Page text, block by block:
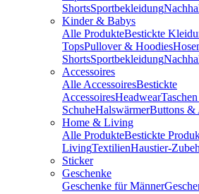
ShortsSportbekleidung
Kinder & Babys
Alle ProdukteBestickte
TopsPullover & Hoodies
ShortsSportbekleidung
Accessoires
Alle AccessoiresBestickte
AccessoiresHeadwear
SchuheHalswärmerButtons &
Home & Living
Alle ProdukteBestickte
LivingTextilienHaustier-
Sticker
Geschenke
Geschenke für Männer